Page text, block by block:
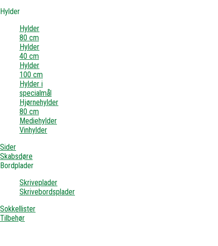
Hylder
Hylder
80 cm
Hylder
40 cm
Hylder
100 cm
Hylder i
specialmål
Hjørnehylder
80 cm
Mediehylder
Vinhylder
Sider
Skabsdøre
Bordplader
Skriveplader
Skrivebordsplader
Sokkellister
Tilbehør